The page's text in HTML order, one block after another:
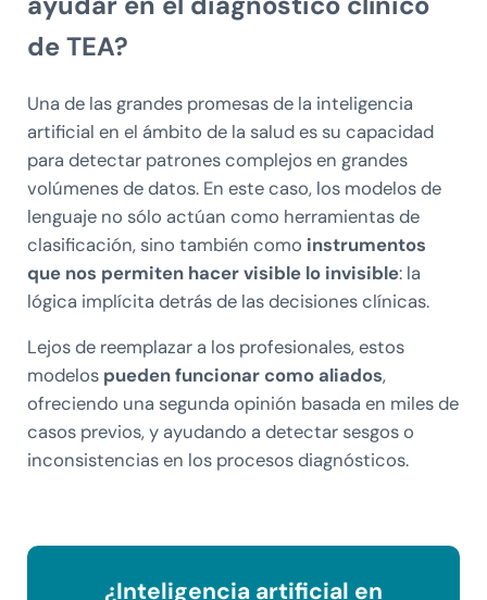
de TEA?
Una de las grandes promesas de la inteligencia
artificial en el ámbito de la salud es su capacidad
para detectar patrones complejos en grandes
volúmenes de datos. En este caso, los modelos de
lenguaje no sólo actúan como herramientas de
clasificación, sino también como instrumentos
que nos permiten hacer visible lo invisible: la
lógica implícita detrás de las decisiones clínicas.
Lejos de reemplazar a los profesionales, estos
modelos pueden funcionar como aliados,
ofreciendo una segunda opinión basada en miles de
casos previos, y ayudando a detectar sesgos o
inconsistencias en los procesos diagnósticos.
¿Inteligencia artificial en